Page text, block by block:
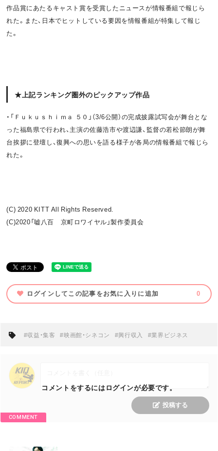
作品賞にあたるキャスト賞を受賞したニュースが情報番組で報じら
れた。また、日本でヒットしている要因を情報番組が特集して報じ
た。
★上記ランキング圏外のピックアップ作品
・「Ｆｕｋｕｓｈｉｍａ ５０」（3/6公開）の完成披露試写会が舞台とな
った福島県で行われ、主演の佐藤浩市や渡辺謙、監督の若松節朗が舞
台挨拶に登壇し、復興への思いを語る様子が各局の情報番組で報じら
れた。
(C) 2020 KITT All Rights Reserved.
(C)2020「嘘八百 京町ロワイヤル」製作委員会
ログインしてこの記事をお気に入りに追加 0
#収益・集客 #映画館・シネコン #興行収入 #業界ビジネス
COMMENT
コメントをするにはログインが必要です。
投稿する